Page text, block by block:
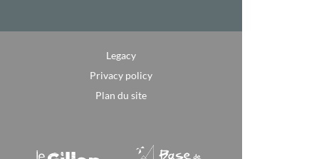
Legacy
Privacy policy
Plan du site